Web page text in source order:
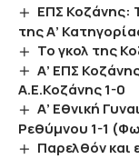
EΠΣ Κοζάνης:
της Α’
Το γκολ της
Α’ ΕΠΣ
Α.Ε.Κοζάνης 1-0
Α’ Εθνική
Ρεθύμνου 1-1
Παρελθόν και